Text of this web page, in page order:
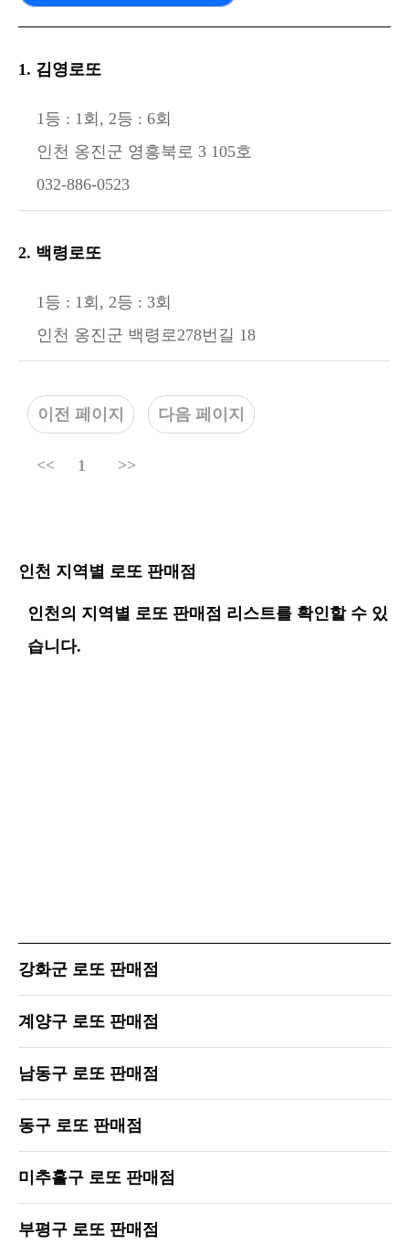
1. 김영로또
1등 : 1회, 2등 : 6회
인천 옹진군 영흥북로 3 105호
032-886-0523
2. 백령로또
1등 : 1회, 2등 : 3회
인천 옹진군 백령로278번길 18
이전 페이지 다음 페이지
<< 1 >>
인천 지역별 로또 판매점
인천의 지역별 로또 판매점 리스트를 확인할 수 있
습니다.
강화군 로또 판매점
계양구 로또 판매점
남동구 로또 판매점
동구 로또 판매점
미추홀구 로또 판매점
부평구 로또 판매점